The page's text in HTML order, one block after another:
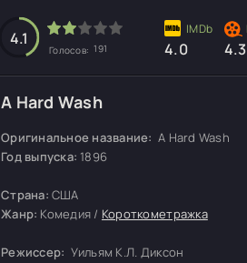
4.1
Голосов: 191 4.0 4.3
A Hard Wash
Оригинальное название: A Hard Wash
Год выпуска: 1896
Страна: США
Жанр: Комедия / Короткометражка
Режиссер: Уильям К.Л. Диксон